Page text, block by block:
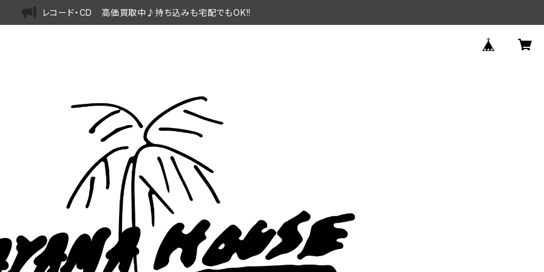
レコード・CD 高価買取中♪持ち込みも宅配でもOK!!